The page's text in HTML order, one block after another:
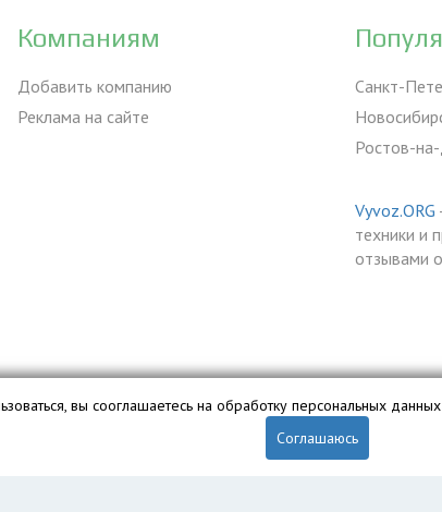
Компаниям
Добавить компанию
Реклама на сайте
Санкт-
Ростов-
Vyvoz.ORG
техники и
отзывами
собственностью ООО «Профит» и охраняется законом.
вы сооглашаетесь на обработку персональных данных
Соглашаюсь